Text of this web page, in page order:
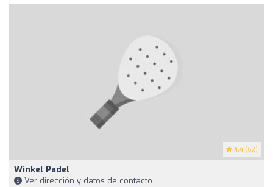
4.4 (62)
Winkel Padel
Ver dirección y datos de contacto